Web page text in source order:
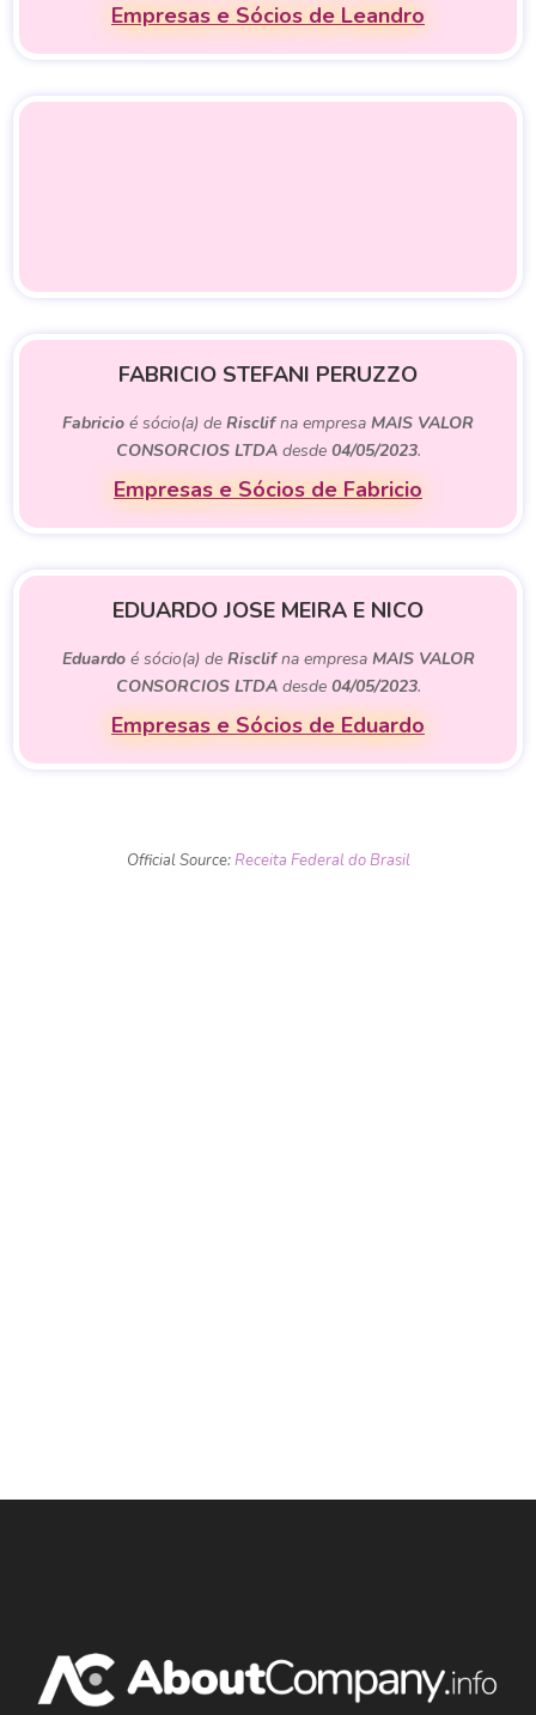
Empresas e Sócios de Leandro
FABRICIO STEFANI PERUZZO
Fabricio é sócio(a) de Risclifna empresa MAIS VALOR
CONSORCIOS LTDAdesde 04/05/2023.
Empresas e Sócios de Fabricio
EDUARDO JOSE MEIRA E NICO
Eduardoé sócio(a) de Risclifna empresa MAIS VALOR
CONSORCIOS LTDAdesde 04/05/2023.
Empresas e Sócios de Eduardo
Official Source:Receita Federal do Brasil